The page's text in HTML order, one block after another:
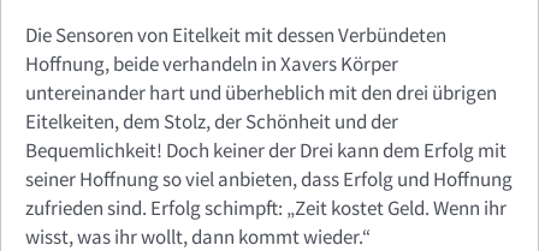
Die Sensoren von Eitelkeit mit dessen Verbündeten
Hoffnung, beide verhandeln in Xavers Körper
untereinander hart und überheblich mit den drei übrigen
Eitelkeiten, dem Stolz, der Schönheit und der
Bequemlichkeit! Doch keiner der Drei kann dem Erfolg mit
seiner Hoffnung so viel anbieten, dass Erfolg und Hoffnung
zufrieden sind. Erfolg schimpft: „Zeit kostet Geld. Wenn ihr
wisst, was ihr wollt, dann kommt wieder.“